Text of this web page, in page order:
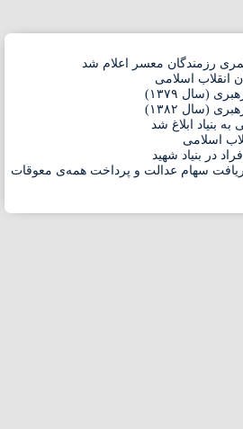
رزمندگان معسر اعلام شد
انقلاب اسلامی
(سال ۱۳۷۹)
(سال ۱۳۸۲)
اسلامی
در بنیاد شهید
دریافت سهام عدالت و پرداخت همه‌ی معوقات